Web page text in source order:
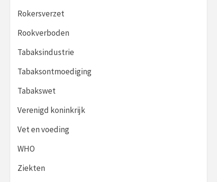
Rokersverzet
Rookverboden
Tabaksindustrie
Tabaksontmoediging
Tabakswet
Verenigd koninkrijk
Vet en voeding
WHO
Ziekten